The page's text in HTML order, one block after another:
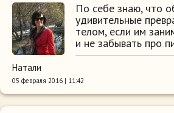
По себе знаю, что
удивительные
телом, если им
и не забывать про
Натали
05 февраля 2016 | 11:42